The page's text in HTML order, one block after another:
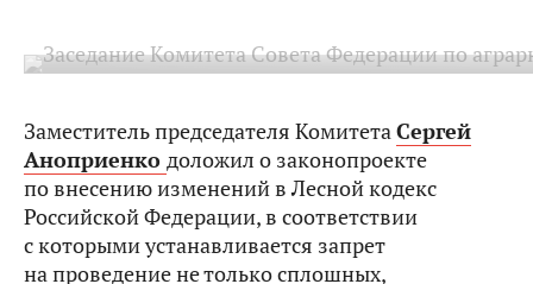
Заместитель председателя КомитетаСергей
Аноприенко доложил о законопроекте
по внесению изменений в Лесной кодекс
Российской Федерации, в соответствии
с которыми устанавливается запрет
на проведение не только сплошных,